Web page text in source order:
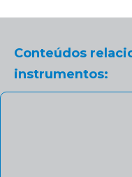
Conteúdos
instrumentos: